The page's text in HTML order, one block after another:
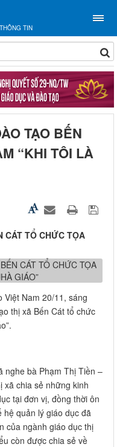
TIN
TẠO BẾN
“KHI TÔI LÀ
CÁT TỔ CHỨC TỌA
Việt Nam 20/11, sáng
thị xã Bến Cát tổ chức
nghe bà Phạm Thị Tiền –
xã chia sẻ những kinh
tại đơn vị, đồng thời ôn
hệ quản lý giáo dục đã
của ngành giáo dục thị
còn được chia sẻ về